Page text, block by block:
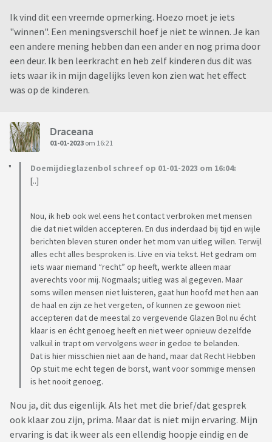
Ik vind dit een vreemde opmerking. Hoezo moet je iets
"winnen". Een meningsverschil hoef je niet te winnen. Je kan
een andere mening hebben dan een ander en nog prima door
een deur. Ik ben leerkracht en heb zelf kinderen dus dit was
iets waar ik in mijn dagelijks leven kon zien wat het effect
was op de kinderen.
Draceana
01-01-2023 om 16:21
Doemijdieglazenbol schreef op 01-01-2023 om 16:04:
[..]
Nou, ik heb ook wel eens het contact verbroken met mensen
die dat niet wilden accepteren. En dus inderdaad bij tijd en wijle
berichten bleven sturen onder het mom van uitleg willen. Terwijl
alles echt alles besproken is. Live en via tekst. Het gedram om
iets waar niemand “recht” op heeft, werkte alleen maar
averechts voor mij. Nogmaals; uitleg was al gegeven. Maar
soms willen mensen niet luisteren, gaat hun hoofd met hen aan
de haal en zijn ze het vergeten, of kunnen ze gewoon niet
accepteren dat de meestal zo vergevende Glazen Bol nu écht
klaar is en écht genoeg heeft en niet weer opnieuw dezelfde
valkuil in trapt om vervolgens weer in gedoe te belanden.
Dat is hier misschien niet aan de hand, maar dat Recht Hebben
Op stuit me echt tegen de borst, want voor sommige mensen
is het nooit genoeg.
Nou ja, dit dus eigenlijk. Als het met die brief/dat gesprek
ook klaar zou zijn, prima. Maar dat is niet mijn ervaring. Mijn
ervaring is dat ik weer als een ellendig hoopje eindig en de